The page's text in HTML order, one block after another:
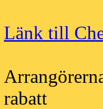
Länk till
rabatt